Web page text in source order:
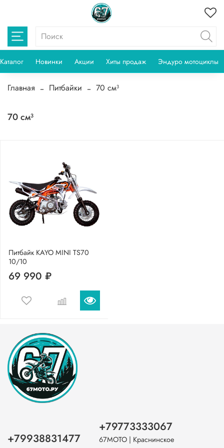
Каталог Новинки Акции Хиты продаж Эндуро мотоциклы
Главная Питбайки 70 см³
70 см³
Питбайк KAYO MINI TS70
10/10
69 990 ₽
+79938831477
+79773333067
67МОТО | Краснинское